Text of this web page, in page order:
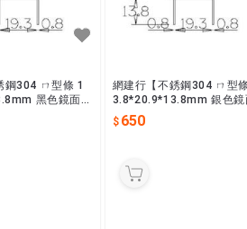
鋼304 ㄇ型條 1
黑色鏡面】
網建行【不銹鋼304 ㄇ型
3.8*20.9*13.8mm 銀色鏡
長2440mm 收邊條 封邊條 現
貨供應
650